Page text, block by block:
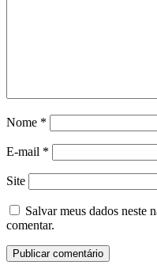
Nome *
E-mail *
Site
Salvar meus dados neste
comentar.